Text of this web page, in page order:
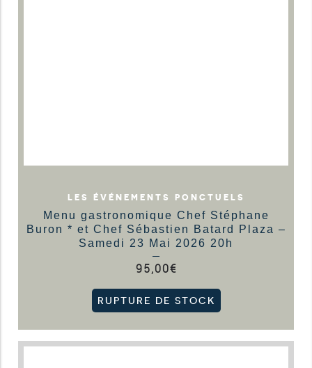
LES ÉVÉNEMENTS PONCTUELS
Menu gastronomique Chef Stéphane
Buron * et Chef Sébastien Batard Plaza –
Samedi 23 Mai 2026 20h
95,00€
RUPTURE DE STOCK